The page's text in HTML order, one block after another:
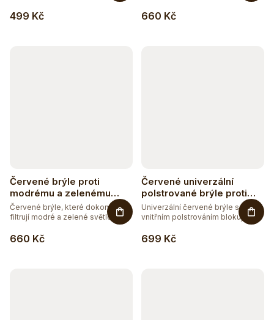
499 Kč 660 Kč
Červené brýle proti
modrému a zelenému
světlu univerzální
660 Kč
Červené brýle, které dokonale
filtrují modré a zelené světlo....
Červené univerzální
polstrované brýle proti
modrému a zelenému
světlu
699 Kč
Univerzální červené brýle s
vnitřním polstrováním blokující...